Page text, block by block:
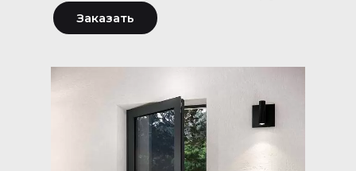
Заказать